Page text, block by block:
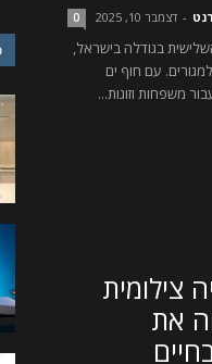
- דצמבר 10, 2025 0
בגודלה בישראל,
עם חוף ים
משפחות וזוגות...
צילומית
את